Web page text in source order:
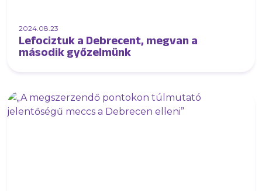
2024.08.23
Lefociztuk a Debrecent, megvan a
második győzelmünk